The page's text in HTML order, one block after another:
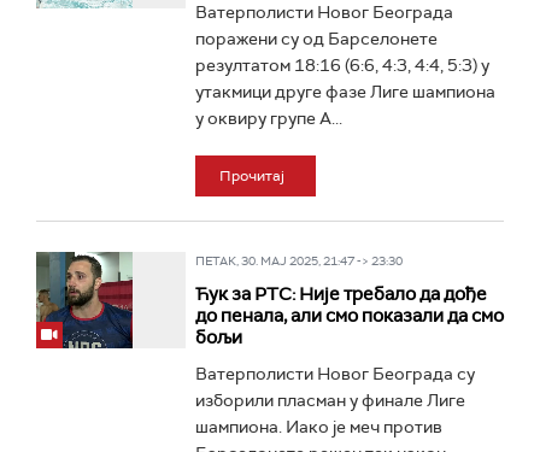
Ватерполисти Новог Београда
поражени су од Барселонете
резултатом 18:16 (6:6, 4:3, 4:4, 5:3) у
утакмици друге фазе Лиге шампиона
у оквиру групе А...
Прочитај
ПЕТАК, 30. МАЈ 2025, 21:47 -> 23:30
Ћук за РТС: Није требало да дође
до пенала, али смо показали да смо
бољи
Ватерполисти Новог Београда су
изборили пласман у финале Лиге
шампиона. Иако је меч против